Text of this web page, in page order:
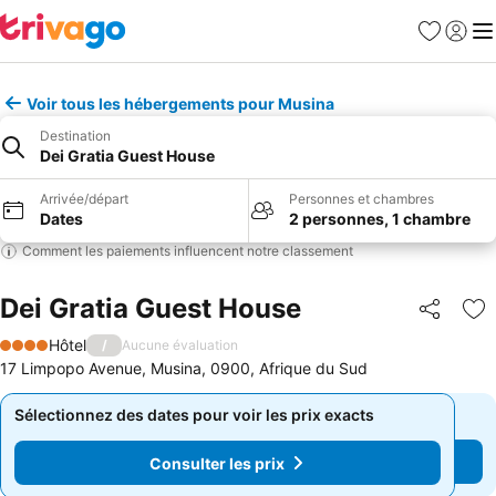
Favoris
Se
Voir tous les hébergements pour Musina
Destination
Dei Gratia Guest House
Arrivée/départ
Dates
Personnes et chambres
2 personnes, 1 chambre
Comment les paiements influencent notre classement
Dei Gratia Guest House Partager
4 Étoiles
Hôtel / Aucune évaluation
17 Limpopo Avenue, Musina, 0900, Afrique du Sud
Sélectionnez des dates pour voir les prix exacts
Consulter les prix
Sélectionnez des dates pour voir les prix exacts
Consulter les prix